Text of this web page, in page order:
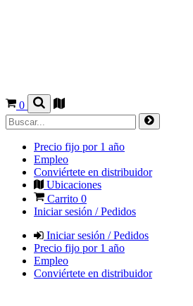
0
Precio fijo por 1 año
Empleo
Conviértete en distribuidor
Ubicaciones
Carrito 0
Iniciar sesión / Pedidos
Iniciar sesión / Pedidos
Precio fijo por 1 año
Empleo
Conviértete en distribuidor